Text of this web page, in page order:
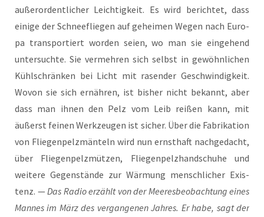
außer­or­dent­li­cher Leich­tig­keit. Es wird berich­tet, dass
eini­ge der Schnee­flie­gen auf gehei­men Wegen nach Euro­
pa trans­por­tiert wor­den sei­en, wo man sie ein­ge­hend
unter­such­te. Sie ver­meh­ren sich selbst in gewöhn­li­chen
Kühl­schrän­ken bei Licht mit rasen­der Geschwin­dig­keit.
Wovon sie sich ernäh­ren, ist bis­her nicht bekannt, aber
dass man ihnen den Pelz vom Leib rei­ßen kann, mit
äußerst fei­nen Werk­zeu­gen ist sicher. Über die Fabri­ka­ti­on
von Flie­gen­pe­lz­män­teln wird nun ernst­haft nach­ge­dacht,
über Flie­gen­pe­lz­müt­zen, Flie­gen­pe­lz­hand­schu­he und
wei­te­re Gegen­stän­de zur Wär­mung mensch­li­cher Exis­
tenz. — Das Radio erzählt von der Mee­res­be­ob­ach­tung eines
Man­nes im März des ver­gan­ge­nen Jah­res. Er habe, sagt der